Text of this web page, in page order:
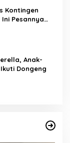
Kontingen
Pesannya
Anak-
Ikuti Dongeng